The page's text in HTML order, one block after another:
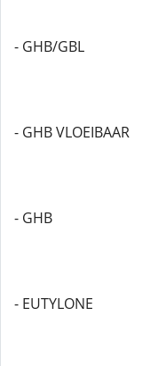
- GHB/GBL
- GHB VLOEIBAAR
- GHB
- EUTYLONE